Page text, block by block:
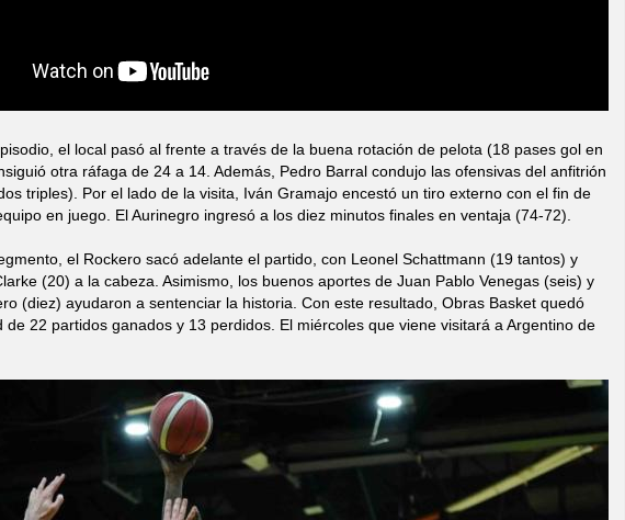
el local pasó al frente a través de la buena rotación de pelota (18 pases gol en
otra ráfaga de 24 a 14. Además, Pedro Barral condujo las ofensivas del anfitrión
triples). Por el lado de la visita, Iván Gramajo encestó un tiro externo con el fin de
en juego. El Aurinegro ingresó a los diez minutos finales en ventaja (74-72).
el Rockero sacó adelante el partido, con Leonel Schattmann (19 tantos) y
(20) a la cabeza. Asimismo, los buenos aportes de Juan Pablo Venegas (seis) y
(diez) ayudaron a sentenciar la historia. Con este resultado, Obras Basket quedó
de 22 partidos ganados y 13 perdidos. El miércoles que viene visitará a Argentino de